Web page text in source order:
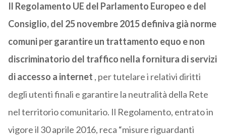
Il Regolamento UE del Parlamento Europeo e del
Consiglio, del 25 novembre 2015 definiva già norme
comuni per garantire un trattamento equo e non
discriminatorio del traffico nella fornitura di servizi
di accesso a internet , per tutelare i relativi diritti
degli utenti finali e garantire la neutralità della Rete
nel territorio comunitario. Il Regolamento, entrato in
vigore il 30 aprile 2016, reca “misure riguardanti